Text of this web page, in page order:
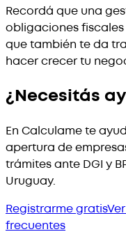
Recordá que una
obligaciones
que también te da
hacer crecer tu
¿Necesitás
En Calculame te
apertura de
trámites ante DGI y
Uruguay.
Registrarme gratis
frecuentes